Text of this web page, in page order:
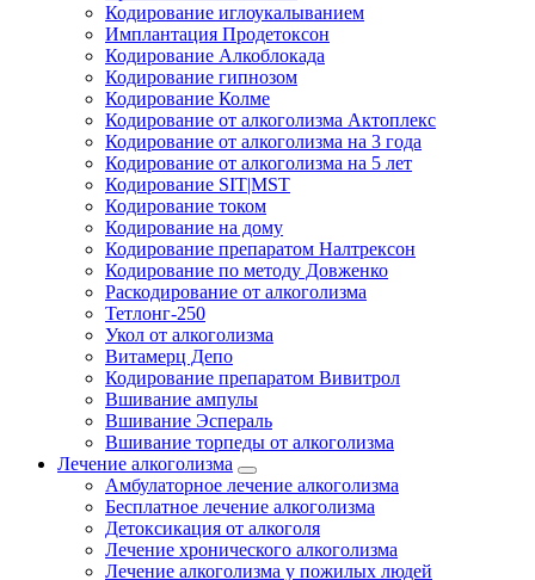
Кодирование иглоукалыванием
Имплантация Продетоксон
Кодирование Алкоблокада
Кодирование гипнозом
Кодирование Колме
Кодирование от алкоголизма Актоплекс
Кодирование от алкоголизма на 3 года
Кодирование от алкоголизма на 5 лет
Кодирование SIT|MST
Кодирование током
Кодирование на дому
Кодирование препаратом Налтрексон
Кодирование по методу Довженко
Раскодирование от алкоголизма
Тетлонг-250
Укол от алкоголизма
Витамерц Депо
Кодирование препаратом Вивитрол
Вшивание ампулы
Вшивание Эспераль
Вшивание торпеды от алкоголизма
Лечение алкоголизма
Амбулаторное лечение алкоголизма
Бесплатное лечение алкоголизма
Детоксикация от алкоголя
Лечение хронического алкоголизма
Лечение алкоголизма у пожилых людей